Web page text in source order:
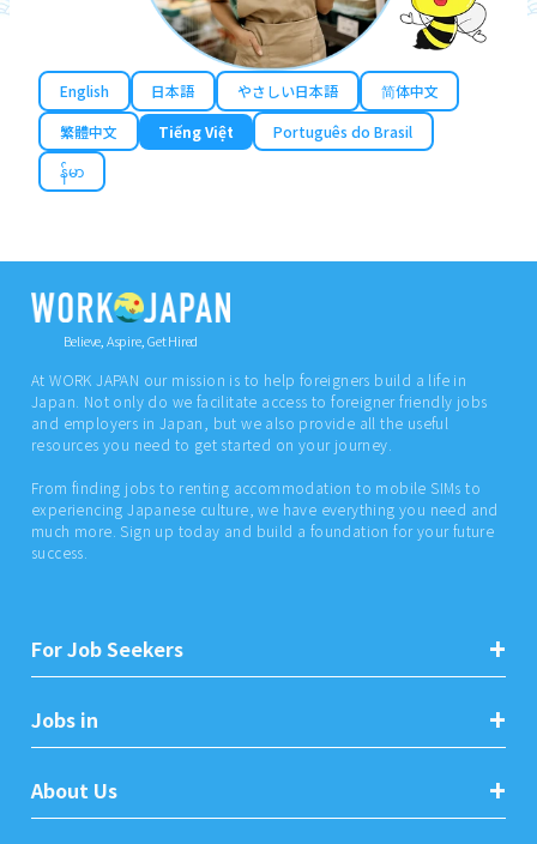
English 日本語 やさしい日本語
简体中文
繁體中文
Tiếng Việt
Português do Brasil
န်မာ
Believe, Aspire, Get Hired
At WORK JAPAN our mission is to help foreigners build a life in
Japan. Not only do we facilitate access to foreigner friendly jobs
and employers in Japan, but we also provide all the useful
resources you need to get started on your journey.
From finding jobs to renting accommodation to mobile SIMs to
experiencing Japanese culture, we have everything you need and
much more. Sign up today and build a foundation for your future
success.
For Job Seekers
Jobs in
About Us